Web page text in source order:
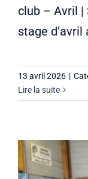
club – Avril |
stage
13 avril 2026 |
Lire la suite